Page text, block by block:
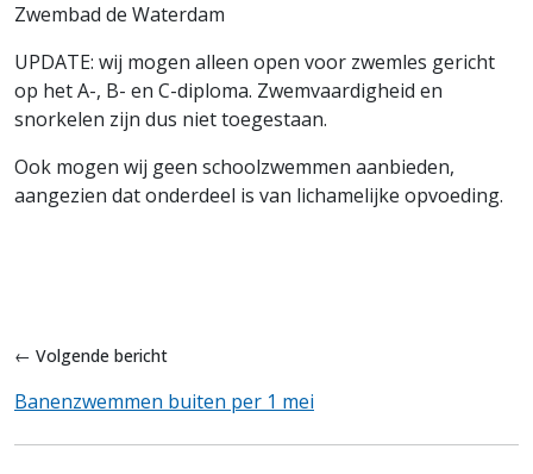
Zwembad de Waterdam
UPDATE: wij mogen alleen open voor zwemles gericht
op het A-, B- en C-diploma. Zwemvaardigheid en
snorkelen zijn dus niet toegestaan.
Ook mogen wij geen schoolzwemmen aanbieden,
aangezien dat onderdeel is van lichamelijke opvoeding.
← Volgende bericht
Banenzwemmen buiten per 1 mei